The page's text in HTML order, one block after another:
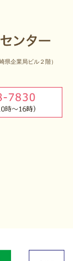
企業局ビル２階）